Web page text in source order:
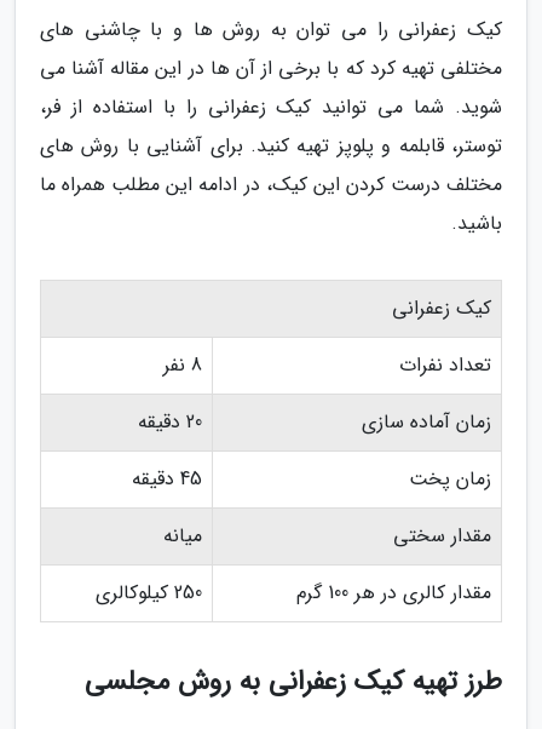
کیک زعفرانی را می توان به روش ها و با چاشنی های
مختلفی تهیه کرد که با برخی از آن ها در این مقاله آشنا می
شوید. شما می توانید کیک زعفرانی را با استفاده از فر،
توستر، قابلمه و پلوپز تهیه کنید. برای آشنایی با روش های
مختلف درست کردن این کیک، در ادامه این مطلب همراه ما
باشید.
کیک زعفرانی
تعداد نفرات
8 نفر
زمان آماده سازی
20 دقیقه
زمان پخت
45 دقیقه
مقدار سختی
میانه
مقدار کالری در هر 100 گرم
250 کیلوکالری
طرز تهیه کیک زعفرانی به روش مجلسی